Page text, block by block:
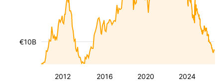
2012 2016 2020 2024
€10B